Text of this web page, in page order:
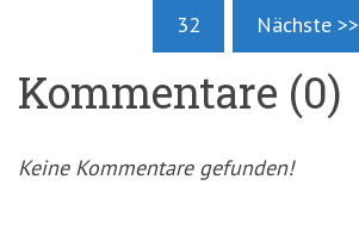
32 Nächste >>
Kommentare (0)
Keine Kommentare gefunden!